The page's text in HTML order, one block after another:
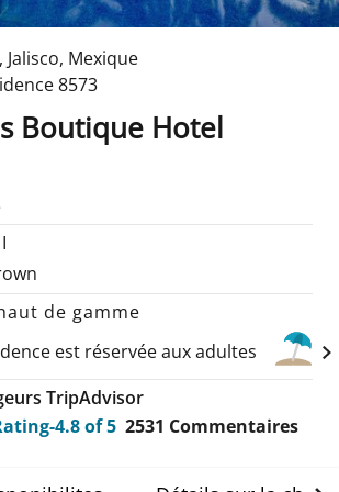
, Jalisco, Mexique
8573
Boutique Hotel
de gamme
est réservée aux adultes
TripAdvisor
2531 Commentaires